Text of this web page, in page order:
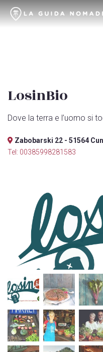
LosinBio
Dove la terra e l’uomo si
Zabobarski 22 - 51564
Tel: 00385998281583